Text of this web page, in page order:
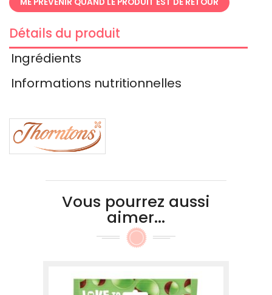
Détails du produit
Ingrédients
Informations nutritionnelles
Vous pourrez aussi
aimer...